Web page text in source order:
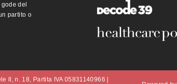
del
partito o
II, n. 18, Partita IVA 05831140966 |